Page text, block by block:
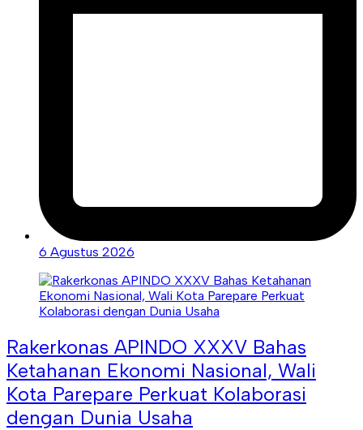
6 Agustus 2026
Rakerkonas APINDO XXXV Bahas
Ketahanan Ekonomi Nasional, Wali
Kota Parepare Perkuat Kolaborasi
dengan Dunia Usaha